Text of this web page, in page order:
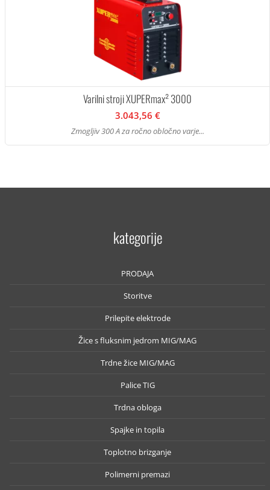
Varilni stroji XUPERmax² 3000
3.043,56 €
Zmogljiv 300 A za ročno obločno varje...
kategorije
PRODAJA
Storitve
Prilepite elektrode
Žice s fluksnim jedrom MIG/MAG
Trdne žice MIG/MAG
Palice TIG
Trdna obloga
Spajke in topila
Toplotno brizganje
Polimerni premazi